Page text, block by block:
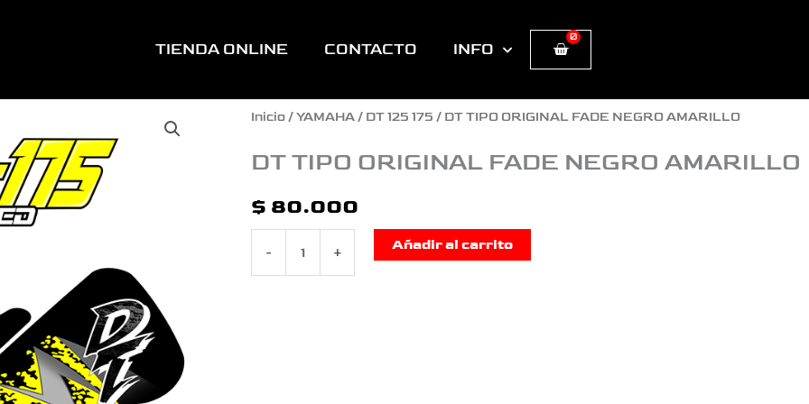
TIENDA ONLINE CONTACTO INFO
0
Cart
Inicio/YAMAHA/ DT 125 175 / DT TIPO ORIGINAL FADE NEGRO AMARILLO
DT TIPO ORIGINAL FADE NEGRO AMARILLO
$ 80.000
-
DT
TIPO
FADE
+ Añadir al carrito